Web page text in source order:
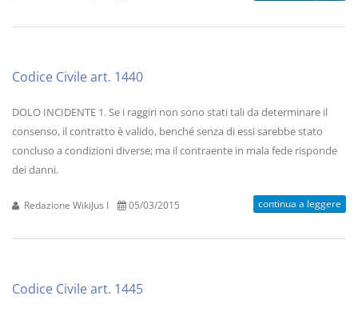
Codice Civile art. 1440
DOLO INCIDENTE 1. Se i raggiri non sono stati tali da determinare il
consenso, il contratto è valido, benché senza di essi sarebbe stato
concluso a condizioni diverse; ma il contraente in mala fede risponde
dei danni.
Redazione WikiJus I 05/03/2015 continua a leggere
Codice Civile art. 1445